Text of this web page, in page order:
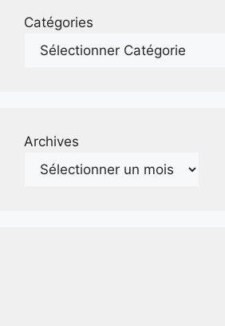
Catégories
Archives